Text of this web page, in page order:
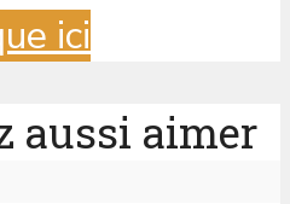
ici
aussi aimer